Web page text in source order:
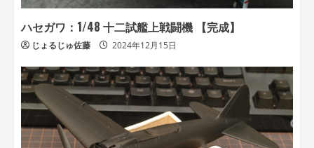
ハセガワ：1/48 十二試艦上戦闘機 【完成】
じょるじゅ佐藤 2024年12月15日